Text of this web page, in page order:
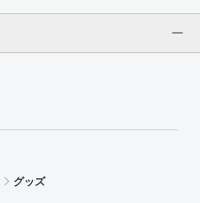
グッズ